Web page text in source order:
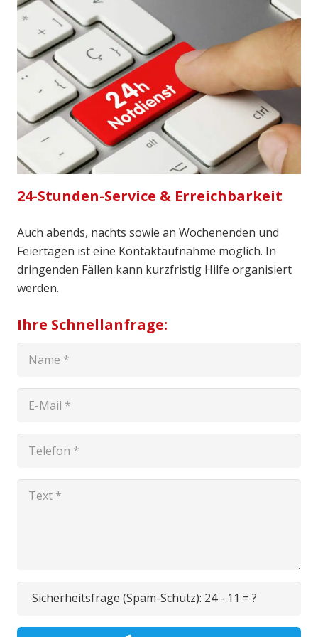
24-Stunden-Service & Erreichbarkeit
Auch abends, nachts sowie an Wochenenden und
Feiertagen ist eine Kontaktaufnahme möglich. In
dringenden Fällen kann kurzfristig Hilfe organisiert
werden.
Ihre Schnellanfrage:
Sicherheitsfrage (Spam-Schutz): 24 - 11 = ?